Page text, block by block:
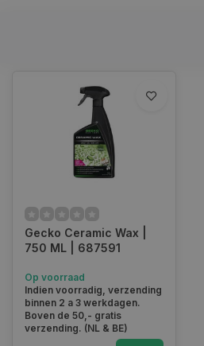
Gecko Ceramic Wax |
750 ML | 687591
Op voorraad
Indien voorradig, verzending
binnen 2 a 3 werkdagen.
Boven de 50,- gratis
verzending. (NL & BE)